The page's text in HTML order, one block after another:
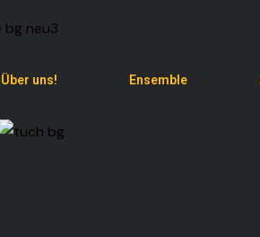
Über uns! Ensemble